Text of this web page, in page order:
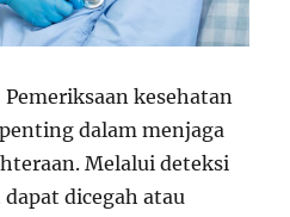
Pemeriksaan kesehatan
dalam menjaga
Melalui deteksi
dicegah atau